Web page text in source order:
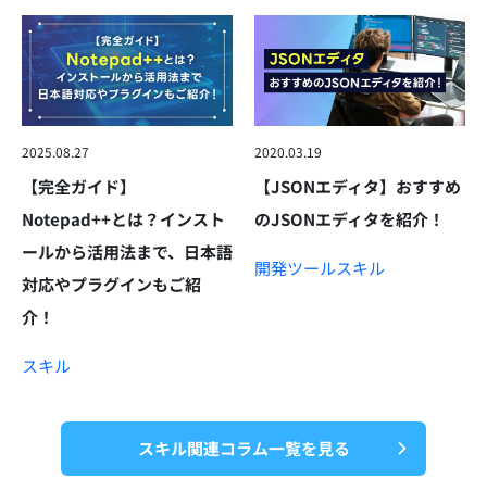
2025.08.27
【完全ガイド】
Notepad++とは？インスト
ールから活用法まで、日本語
対応やプラグインもご紹
介！
スキル
2020.03.19
【JSONエディタ】おすすめ
のJSONエディタを紹介！
開発ツールスキル
スキル関連コラム一覧を見る